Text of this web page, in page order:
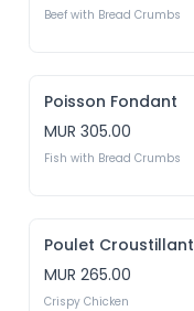
Beef with Bread Crumbs
Poisson Fondant
MUR 305.00
Fish with Bread Crumbs
Poulet Croustillant
MUR 265.00
Crispy Chicken